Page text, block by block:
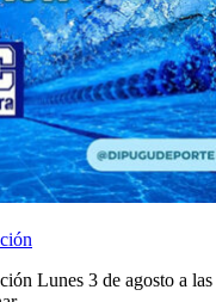
Lunes 3 de agosto a las